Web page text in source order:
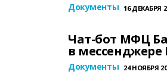
Документы 16 ДЕКАБРЯ
Чат-бот МФЦ
в мессенджере
Документы 24 НОЯБРЯ